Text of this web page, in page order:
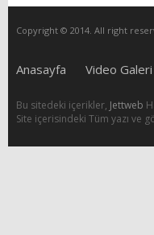
Copyright © 2014. All right
Anasayfa Video Galeri
Bu sitedeki içerikler, Jettweb
Site içerisindeki Tüm yazı ve